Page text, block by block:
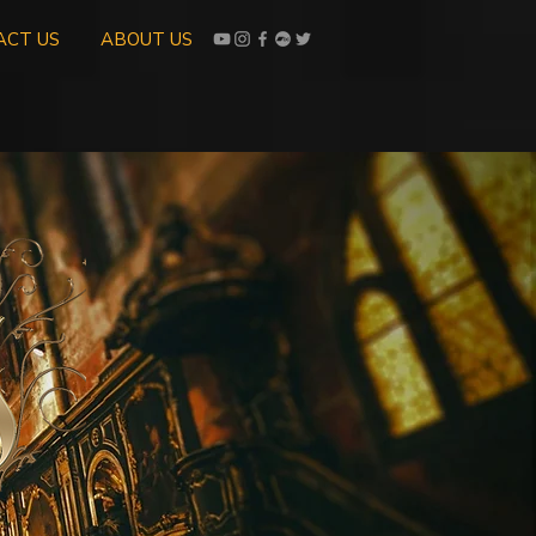
US ABOUT US